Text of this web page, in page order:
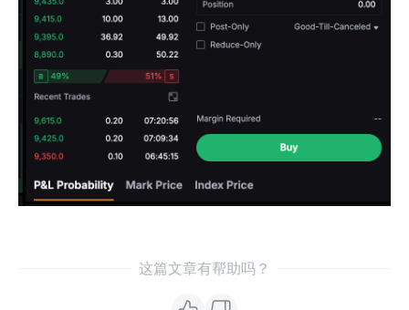
这篇文章有帮助吗？